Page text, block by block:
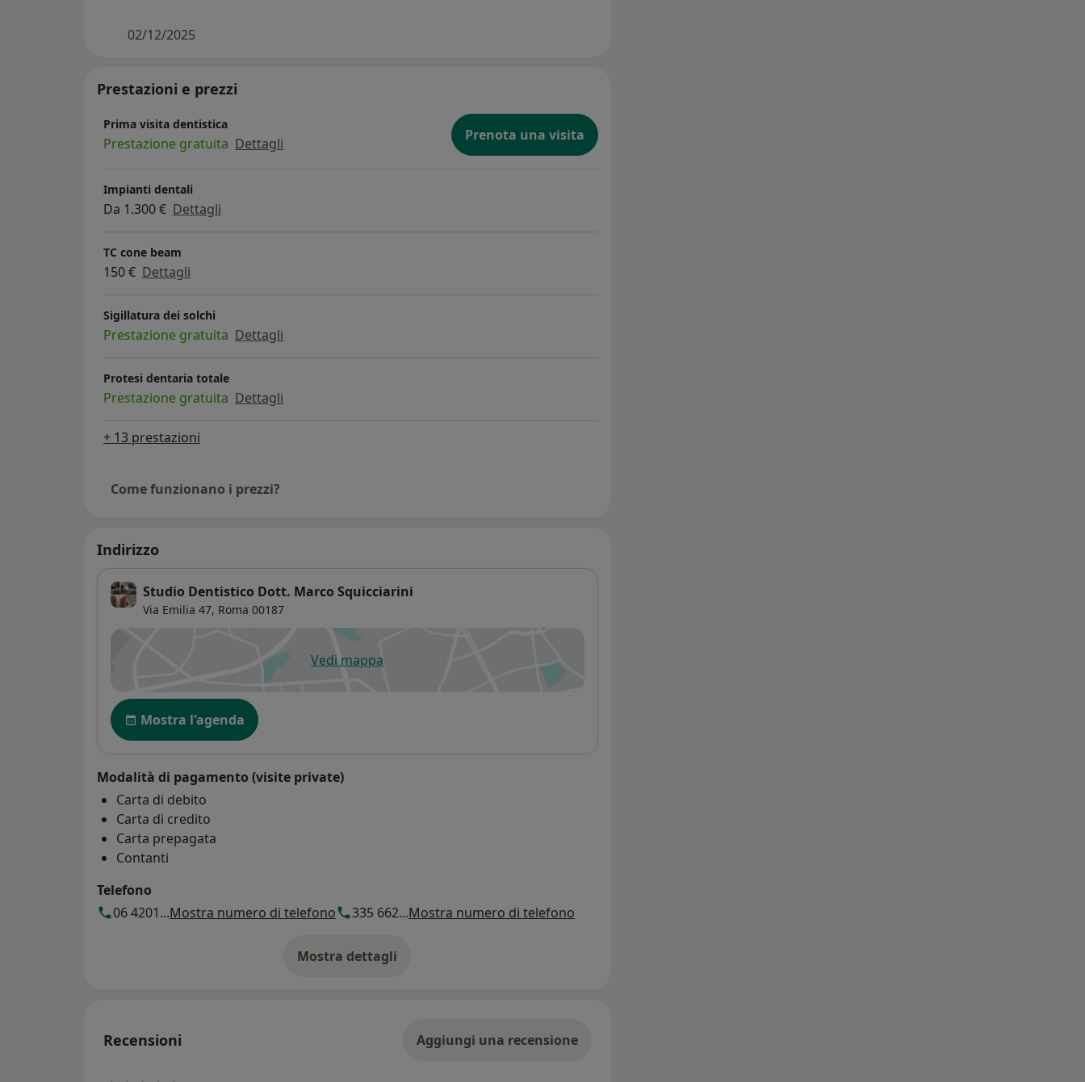
02/12/2025
Prestazioni e prezzi
Prima visita dentistica
Prestazione gratuita Dettagli Prenota una visita
Impianti dentali
Da 1.300 € Dettagli
TC cone beam
150 € Dettagli
Sigillatura dei solchi
Prestazione gratuita Dettagli
Protesi dentaria totale
Prestazione gratuita Dettagli
+ 13 prestazioni
Come funzionano i prezzi?
Indirizzo
Studio Dentistico Dott. Marco Squicciarini
Via Emilia 47, Roma 00187
Vedi mappasi apre in una nuova scheda
Disponibilità
Mostra l'agenda
Modalità di pagamento (visite private)
Carta di debito
Carta di credito
Carta prepagata
Contanti
Telefono
06 4201...Mostra numero di telefono 335 662...Mostra numero di telefono
Mostra dettagli
sull'indirizzo
Recensioni Aggiungi una recensione